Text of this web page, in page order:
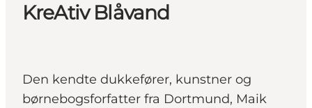
KreAtiv Blåvand
Den kendte dukkefører, kunstner og
børnebogsforfatter fra Dortmund, Maik